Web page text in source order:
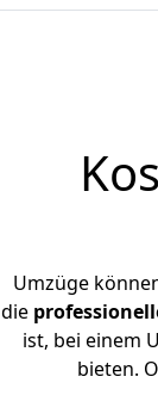
Umzüge
die
ist, bei einem
bieten.